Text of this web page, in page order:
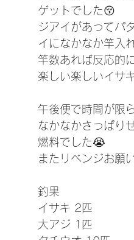
ゲットでした😚
ジアイがあってパ
イになかなか竿入
竿数あれば反応的
楽しい楽しいイサ
午後便で時間が限
なかなかさっぱり
燃料でした😭
またリベンジお願
釣果
イサキ 2匹
大アジ 1匹